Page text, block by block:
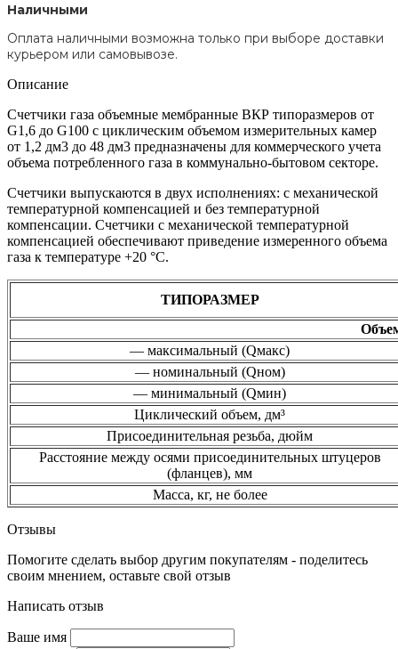
Наличными
Оплата наличными возможна только при выборе доставки
курьером или самовывозе.
Описание
Счетчики газа объемные мембранные ВКР типоразмеров от
G1,6 до G100 с циклическим объемом измерительных камер
от 1,2 дм3 до 48 дм3 предназначены для коммерческого учета
объема потребленного газа в коммунально-бытовом секторе.
Счетчики выпускаются в двух исполнениях: с механической
температурной компенсацией и без температурной
компенсации. Счетчики с механической температурной
компенсацией обеспечивают приведение измеренного объема
газа к температуре +20 °С.
ТИПОРАЗМЕР
— максимальный (Qмакс)
— номинальный (Qном)
— минимальный (Qмин)
Циклический объем, дм³
Присоединительная резьба, дюйм
Расстояние между осями присоединительных штуцеров
(фланцев), мм
Масса, кг, не более
Отзывы
Помогите сделать выбор другим покупателям - поделитесь
своим мнением, оставьте свой отзыв
Написать отзыв
Ваше имя